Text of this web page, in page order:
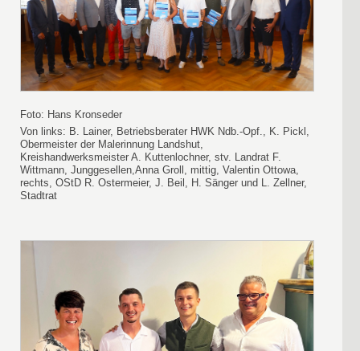
Foto: Hans Kronseder
Von links: B. Lainer, Betriebsberater HWK Ndb.-Opf., K. Pickl,
Obermeister der Malerinnung Landshut,
Kreishandwerksmeister A. Kuttenlochner, stv. Landrat F.
Wittmann, Junggesellen,Anna Groll, mittig, Valentin Ottowa,
rechts, OStD R. Ostermeier, J. Beil, H. Sänger und L. Zellner,
Stadtrat